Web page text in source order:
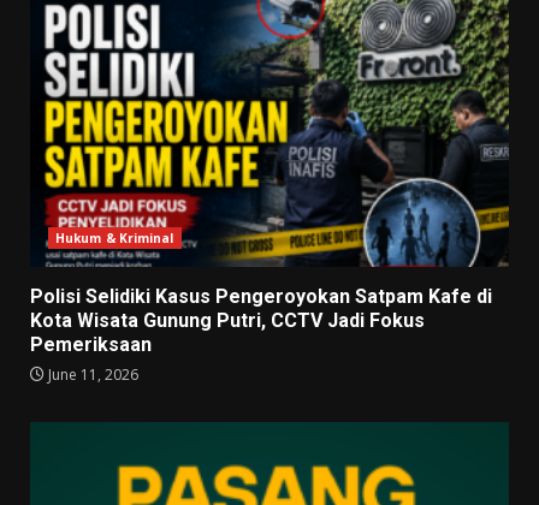
Hukum & Kriminal
Polisi Selidiki Kasus Pengeroyokan Satpam Kafe di
Kota Wisata Gunung Putri, CCTV Jadi Fokus
Pemeriksaan
June 11, 2026